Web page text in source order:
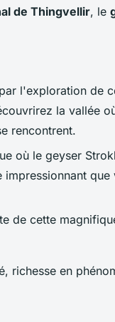
de Thingvellir, le
l'exploration de
la vallée
rencontrent.
où le geyser
de cette
richesse en